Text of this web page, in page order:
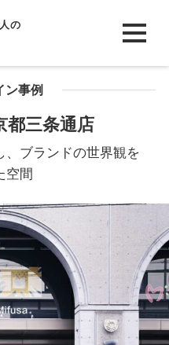
の
ン事例
都三条通店
、ブランドの世界観を
空間